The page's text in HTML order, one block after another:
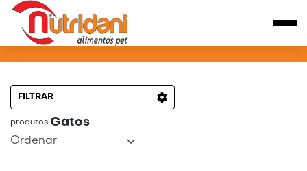
PRODUTOS PARA GATOS
FILTRAR
produtos Gatos
Ordenar